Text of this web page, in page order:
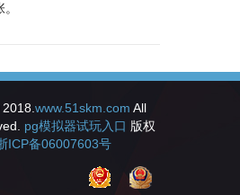
www.51skm.com All
pg模拟器试玩入口 版权
ICP备06007603号